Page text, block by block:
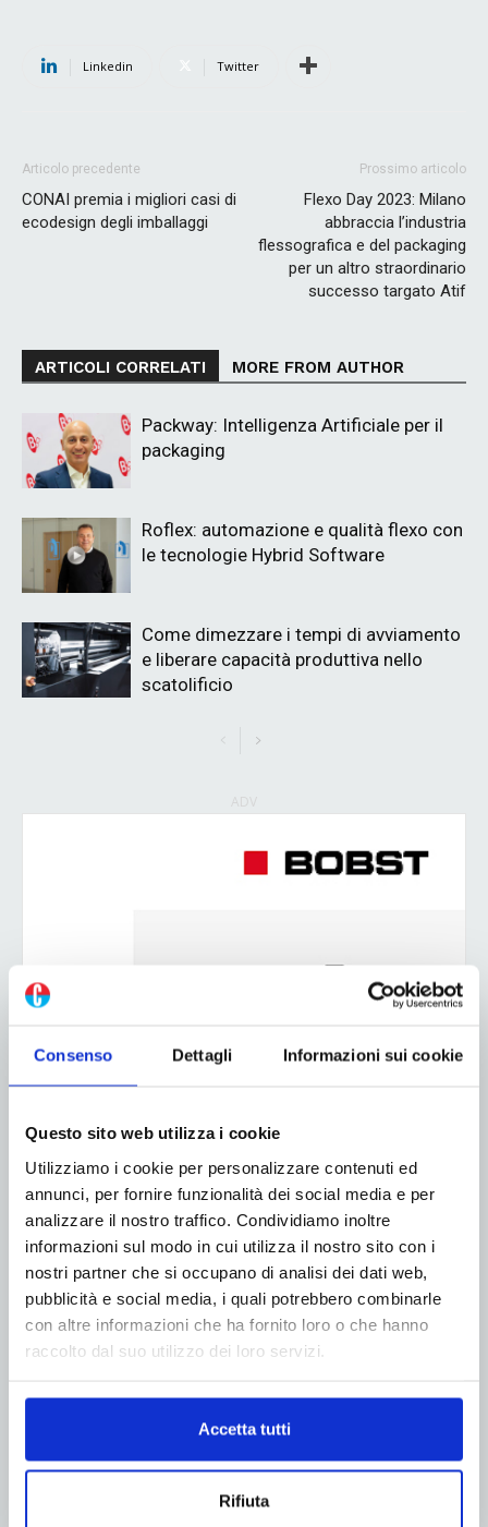
Consenso Dettagli Informazioni sui cookie
Questo sito web utilizza i cookie
Utilizziamo i cookie per personalizzare contenuti ed
annunci, per fornire funzionalità dei social media e per
analizzare il nostro traffico. Condividiamo inoltre
informazioni sul modo in cui utilizza il nostro sito con i
nostri partner che si occupano di analisi dei dati web,
pubblicità e social media, i quali potrebbero combinarle
con altre informazioni che ha fornito loro o che hanno
raccolto dal suo utilizzo dei loro servizi.
Accetta tutti
Rifiuta
Linkedin Twitter
Articolo precedente
CONAI premia i migliori casi di
ecodesign degli imballaggi
Prossimo articolo
Flexo Day 2023: Milano
abbraccia l’industria
flessografica e del packaging
per un altro straordinario
successo targato Atif
ARTICOLI CORRELATI MORE FROM AUTHOR
Packway: Intelligenza Artificiale per il
packaging
Roflex: automazione e qualità flexo con
le tecnologie Hybrid Software
Come dimezzare i tempi di avviamento
e liberare capacità produttiva nello
scatolificio